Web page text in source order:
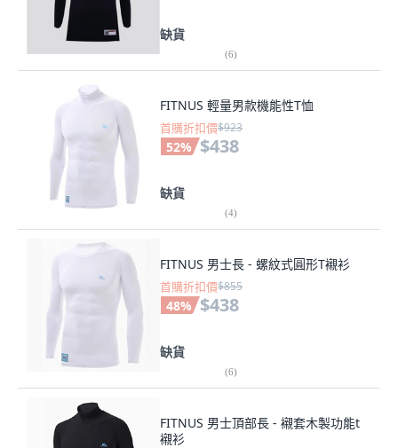
缺貨
(6)
FITNUS 輕量男款機能性T恤
首購折扣價$923
52% $438
缺貨
(4)
FITNUS 男士長 - 螺紋式圓形T襯衫
首購折扣價$855
48% $438
缺貨
(6)
FITNUS 男士頂部長 - 襯套木製功能t
襯衫